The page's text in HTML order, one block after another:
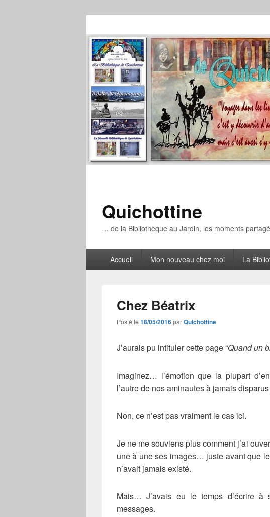
Quichottine
… de la Bibliothèque au Jardin, les moments
principalAccueil Mon nouveau chez moi La
Chez Béatrix
Posté le 18/05/2016parQuichottine
J’aurais pu intituler cette page “Quand un
Imaginez… l’émotion que la plupart
l’autre de nos aminautes à jamais
Non, ce n’est pas vraiment le cas ici.
Je ne me souviens plus comment j’ai
une à une ses images… juste avant que
n’avait jamais existé.
Mais… J’avais eu le temps d’écrire
messages.